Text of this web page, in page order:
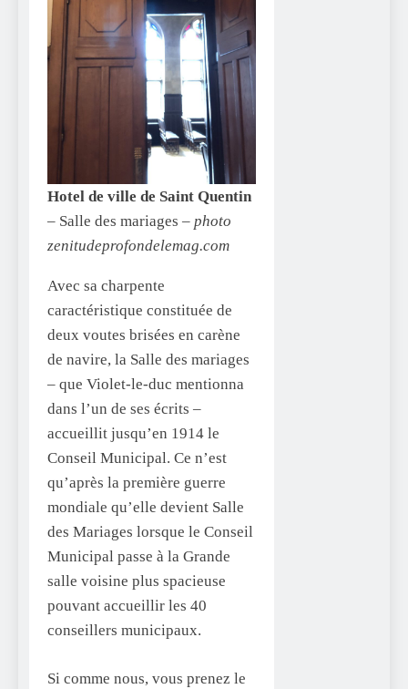
Hotel de ville de Saint Quentin
– Salle des mariages – photo
zenitudeprofondelemag.com
Avec sa charpente
caractéristique constituée de
deux voutes brisées en carène
de navire, la Salle des mariages
– que Violet-le-duc mentionna
dans l’un de ses écrits –
accueillit jusqu’en 1914 le
Conseil Municipal. Ce n’est
qu’après la première guerre
mondiale qu’elle devient Salle
des Mariages lorsque le Conseil
Municipal passe à la Grande
salle voisine plus spacieuse
pouvant accueillir les 40
conseillers municipaux.
Si comme nous, vous prenez le